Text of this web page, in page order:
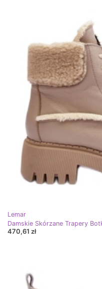
Lemar
Damskie Skórzane Trapery
470,61 zł